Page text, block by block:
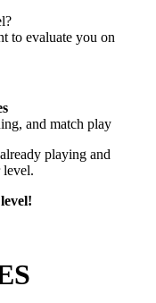
to evaluate you on
and match play
playing and